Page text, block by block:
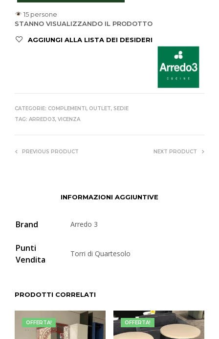
15 persone
STANNO VISUALIZZANDO IL PRODOTTO
AGGIUNGI ALLA LISTA DEI DESIDERI
CATEGORIE: COMPLEMENTI, OUTLET, SEDIE
TAG: ARREDO3, VICENZA
PREVIOUS PRODUCT NEXT PRODUCT
INFORMAZIONI AGGIUNTIVE
Brand Arredo 3
Punti
Vendita
Torri di Quartesolo
PRODOTTI CORRELATI
OFFERTA! OFFERTA!